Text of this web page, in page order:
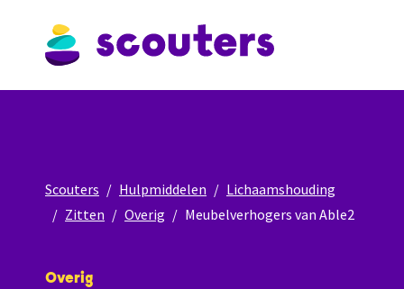
Scouters Hulpmiddelen
Lichaamshouding
Zitten
Overig Meubelverhogers van Able2
Overig